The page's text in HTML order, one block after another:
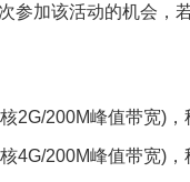
参加该活动的机会，
2G/200M峰值带宽)，
4G/200M峰值带宽)，